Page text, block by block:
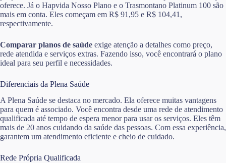
oferece. Já o Hapvida Nosso Plano e o Trasmontano Platinum 100 são
mais em conta. Eles começam em R$ 91,95 e R$ 104,41,
respectivamente.
Comparar planos de saúde exige atenção a detalhes como preço,
rede atendida e serviços extras. Fazendo isso, você encontrará o plano
ideal para seu perfil e necessidades.
Diferenciais da Plena Saúde
A Plena Saúde se destaca no mercado. Ela oferece muitas vantagens
para quem é associado. Você encontra desde uma rede de atendimento
qualificada até tempo de espera menor para usar os serviços. Eles têm
mais de 20 anos cuidando da saúde das pessoas. Com essa experiência,
garantem um atendimento eficiente e cheio de cuidado.
Rede Própria Qualificada